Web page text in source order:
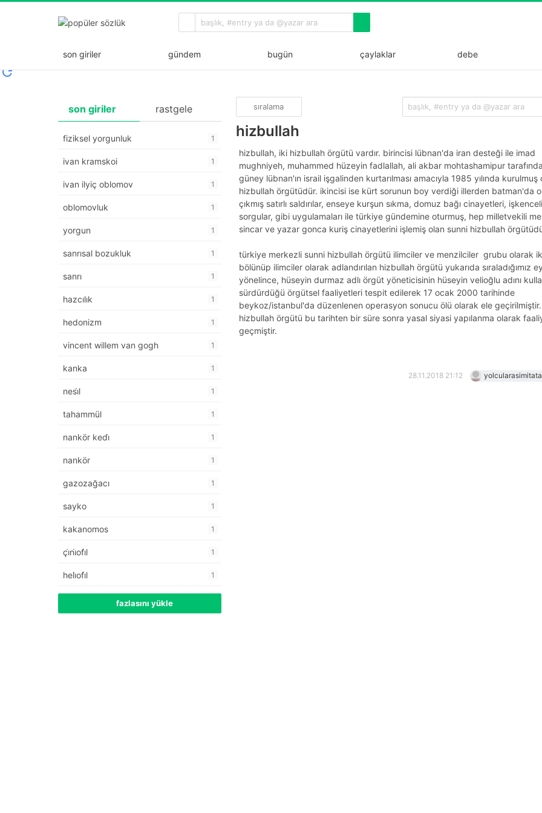
son giriler gündem bugün çaylaklar debe
son giriler rastgele
fiziksel yorgunluk 1
ivan kramskoi 1
ivan ilyiç oblomov 1
oblomovluk 1
yorgun 1
sanrısal bozukluk 1
sanrı 1
hazcılık 1
hedonizm 1
vincent willem van gogh 1
kanka 1
nesi̇l 1
tahammül 1
nankör kedi̇ 1
nankör 1
gazozağacı 1
sayko 1
kakanomos 1
çi̇ni̇ofi̇l 1
heli̇ofi̇l 1
fazlasını yükle
sıralama
hizbullah
hizbullah, iki hizbullah örgütü vardır. birincisi lübnan'da iran desteği ile imad
mughniyeh, muhammed hüzeyin fadlallah, ali akbar mohtashamipur
güney lübnan'ın israil işgalinden kurtarılması amacıyla 1985 yılında kurulmuş
hizbullah örgütüdür. ikincisi ise kürt sorunun boy verdiği illerden batman'da
çıkmış satırlı saldırılar, enseye kurşun sıkma, domuz bağı cinayetleri, işkenceli
sorgular, gibi uygulamaları ile türkiye gündemine oturmuş, hep milletvekili
sincar ve yazar gonca kuriş cinayetlerini işlemiş olan sunni hizbullah
türkiye merkezli sunni hizbullah örgütü ilimciler ve menzilciler grubu olarak
bölünüp ilimciler olarak adlandırılan hizbullah örgütü yukarıda sıraladığımız
yönelince, hüseyin durmaz adlı örgüt yöneticisinin hüseyin velioğlu adını
sürdürdüğü örgütsel faaliyetleri tespit edilerek 17 ocak 2000 tarihinde
beykoz/istanbul'da düzenlenen operasyon sonucu ölü olarak ele geçirilmiştir.
hizbullah örgütü bu tarihten bir süre sonra yasal siyasi yapılanma olarak
geçmiştir.
28.11.2018 21:12